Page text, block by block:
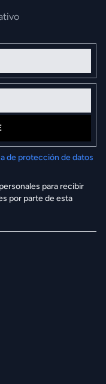
de protección de datos
para recibir
por parte de esta